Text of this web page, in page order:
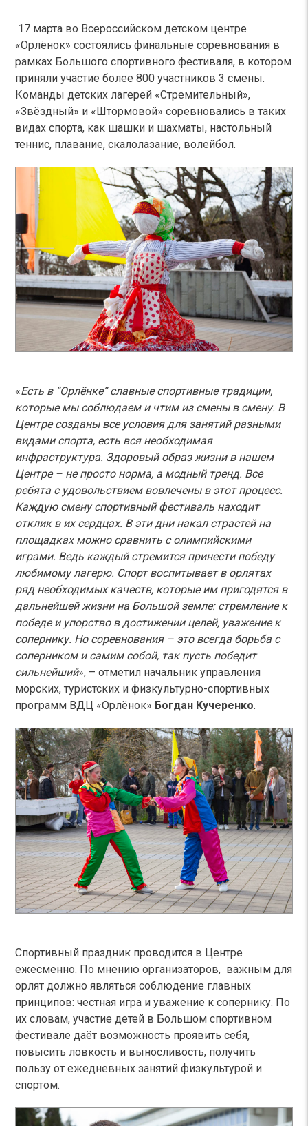
17 марта во Всероссийском детском центре
«Орлёнок» состоялись финальные соревнования в
рамках Большого спортивного фестиваля, в котором
приняли участие более 800 участников 3 смены.
Команды детских лагерей «Стремительный»,
«Звёздный» и «Штормовой» соревновались в таких
видах спорта, как шашки и шахматы, настольный
теннис, плавание, скалолазание, волейбол.
«Есть в “Орлёнке” славные спортивные традиции,
которые мы соблюдаем и чтим из смены в смену. В
Центре созданы все условия для занятий разными
видами спорта, есть вся необходимая
инфраструктура. Здоровый образ жизни в нашем
Центре – не просто норма, а модный тренд. Все
ребята с удовольствием вовлечены в этот процесс.
Каждую смену спортивный фестиваль находит
отклик в их сердцах. В эти дни накал страстей на
площадках можно сравнить с олимпийскими
играми. Ведь каждый стремится принести победу
любимому лагерю. Спорт воспитывает в орлятах
ряд необходимых качеств, которые им пригодятся в
дальнейшей жизни на Большой земле: стремление к
победе и упорство в достижении целей, уважение к
сопернику. Но соревнования – это всегда борьба с
соперником и самим собой, так пусть победит
сильнейший», – отметил начальник управления
морских, туристских и физкультурно-спортивных
программ ВДЦ «Орлёнок» Богдан Кучеренко.
Спортивный праздник проводится в Центре
ежесменно. По мнению организаторов, важным для
орлят должно являться соблюдение главных
принципов: честная игра и уважение к сопернику. По
их словам, участие детей в Большом спортивном
фестивале даёт возможность проявить себя,
повысить ловкость и выносливость, получить
пользу от ежедневных занятий физкультурой и
спортом.